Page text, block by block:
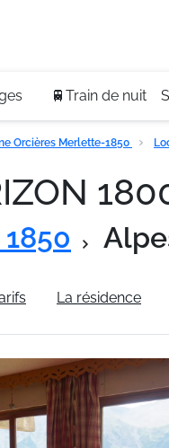
🚆Train de nuit
Orcières Merlette-1850
La résidence